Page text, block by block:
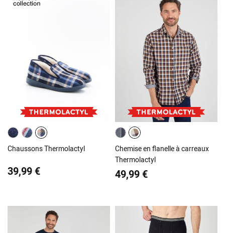
Chaussons Thermolactyl
39,99 €
Chemise en flanelle à carreaux
Thermolactyl
49,99 €